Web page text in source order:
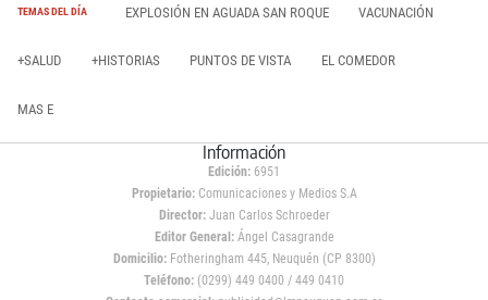
TEMAS DEL DÍA EXPLOSIÓN EN AGUADA SAN ROQUE VACUNACIÓN
+SALUD +HISTORIAS PUNTOS DE VISTA EL COMEDOR
MAS E
Información
Edición: 6951
Propietario:Comunicaciones y Medios S.A
Director: Juan Carlos Schroeder
Editor General:Ángel Casagrande
Domicilio:Fotheringham 445, Neuquén (CP 8300)
Teléfono: (0299) 449 0400 / 449 0410